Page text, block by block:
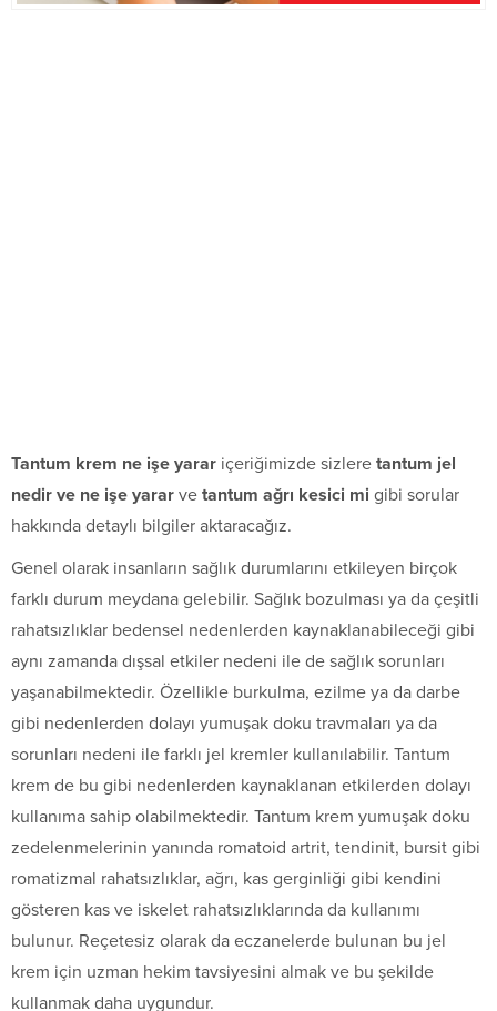
Tantum krem ne işe yarar içeriğimizde sizlere tantum jel
nedir ve ne işe yarar ve tantum ağrı kesici mi gibi sorular
hakkında detaylı bilgiler aktaracağız.
Genel olarak insanların sağlık durumlarını etkileyen birçok
farklı durum meydana gelebilir. Sağlık bozulması ya da çeşitli
rahatsızlıklar bedensel nedenlerden kaynaklanabileceği gibi
aynı zamanda dışsal etkiler nedeni ile de sağlık sorunları
yaşanabilmektedir. Özellikle burkulma, ezilme ya da darbe
gibi nedenlerden dolayı yumuşak doku travmaları ya da
sorunları nedeni ile farklı jel kremler kullanılabilir. Tantum
krem de bu gibi nedenlerden kaynaklanan etkilerden dolayı
kullanıma sahip olabilmektedir. Tantum krem yumuşak doku
zedelenmelerinin yanında romatoid artrit, tendinit, bursit gibi
romatizmal rahatsızlıklar, ağrı, kas gerginliği gibi kendini
gösteren kas ve iskelet rahatsızlıklarında da kullanımı
bulunur. Reçetesiz olarak da eczanelerde bulunan bu jel
krem için uzman hekim tavsiyesini almak ve bu şekilde
kullanmak daha uygundur.